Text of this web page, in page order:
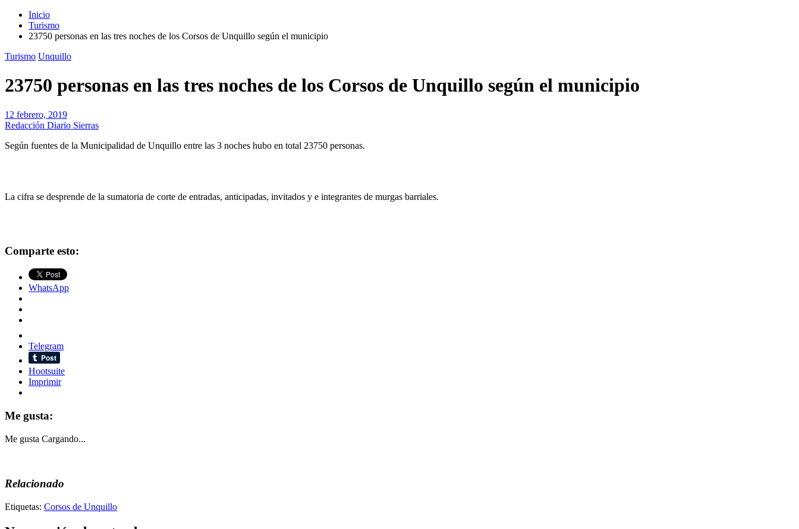
Inicio
Turismo
23750 personas en las tres noches de los Corsos de Unquillo según el municipio
Turismo Unquillo
23750 personas en las tres noches de los Corsos de Unquillo según el municipio
12 febrero, 2019
Redacción Diario Sierras
Según fuentes de la Municipalidad de Unquillo entre las 3 noches hubo en total 23750 personas.
La cifra se desprende de la sumatoria de corte de entradas, anticipadas, invitados y e integrantes de murgas barriales.
Comparte esto:
WhatsApp
Telegram
Hootsuite
Imprimir
Me gusta:
Me gusta Cargando...
Relacionado
Etiquetas: Corsos de Unquillo